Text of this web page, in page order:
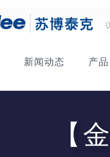
新闻动态 产品
【